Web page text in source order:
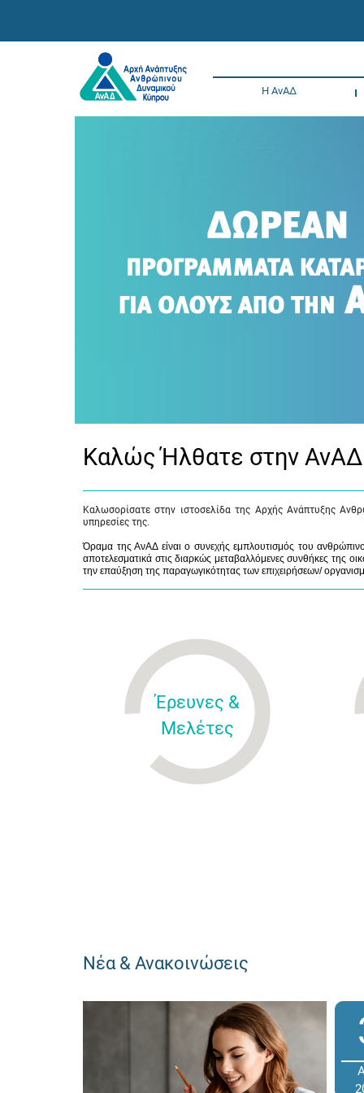
Η ΑνΑΔ
Καλώς Ήλθατε στην ΑνΑΔ
Καλωσορίσατε στην ιστοσελίδα της Αρχής Ανάπτυξης
υπηρεσίες της.
Όραμα της ΑνΑΔ είναι ο συνεχής εμπλουτισμός του
αποτελεσματικά στις διαρκώς μεταβαλλόμενες συνθήκες της
την επαύξηση της παραγωγικότητας των επιχειρήσεων/
Έρευνες &
Μελέτες
Νέα & Ανακοινώσεις